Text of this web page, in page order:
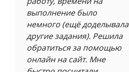
выполнение было
немного (ещё доделывала
другие задания). Решила
обратиться за помощью
онлайн на сайт. Мне